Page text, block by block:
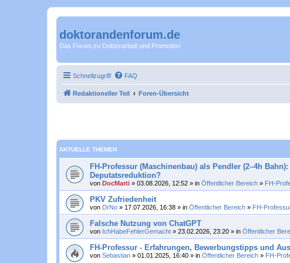
doktorandenforum.de
Das Forum zu Doktorarbeit und Promotion
Schnellzugriff FAQ
Redaktioneller Teil Foren-Übersicht
AKTUELLE THEMEN
FH-Professur (Maschinenbau) als Pendler (2–4h
Deputatsreduktion?
von DocMarti » 03.08.2026, 12:52 » in Öffentlicher Bereich » FH-
PKV Zufriedenheit
von DrNo » 17.07.2026, 16:38 » in Öffentlicher Bereich » FH-
Falsche Nutzung von ChatGPT
von IchHabeFehlerGemacht » 23.02.2026, 23:20 » in Öffentlicher
FH-Professur - Erfahrungen, Bewerbungstipps und
von Sebastian » 01.01.2025, 16:40 » in Öffentlicher Bereich » FH-